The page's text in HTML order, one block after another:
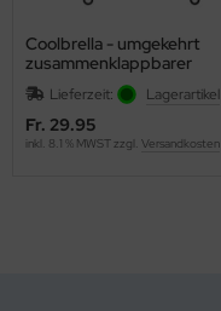
Coolbrella - umgekehrt
zusammenklappbarer
Regenschirm
Lieferzeit: Lagerartikel
Fr. 29.95
inkl. 8.1 % MWST zzgl. Versandkosten